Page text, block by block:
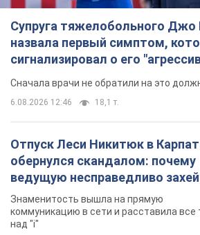
Отпуск Леси Никитюк в
обернулся скандалом: почему
ведущую несправедливо
Знаменитость вышла на прямую
над "i"
6.08.2026 17:32 14,8 т.
"Динамо" с победы
квалификации Лиги
Видео
Матч прошел в Люблине
11 часов назад